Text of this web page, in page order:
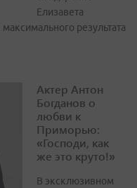
Елизавета
результата
Актер Антон
Богданов о
любви к
Приморью:
«Господи, как
же это круто!»
В эксклюзивном